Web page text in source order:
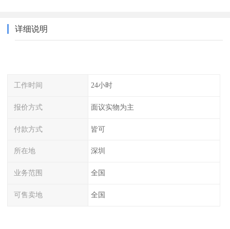
详细说明
工作时间 24小时
报价方式 面议实物为主
付款方式 皆可
所在地 深圳
业务范围 全国
可售卖地 全国